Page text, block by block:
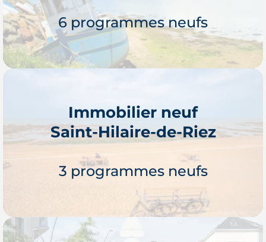
6 programmes neufs
Je découvre
Immobilier neuf
Saint-Hilaire-de-Riez
3 programmes neufs